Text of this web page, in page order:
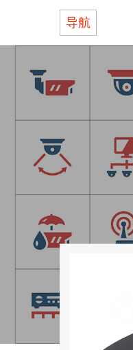
导航
支持
何处购买
联系我们